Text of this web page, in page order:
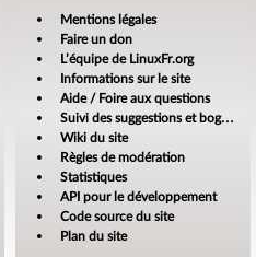
Mentions légales
Faire un don
L’équipe de LinuxFr.org
Informations sur le site
Aide / Foire aux questions
Suivi des suggestions et bogues
Wiki du site
Règles de modération
Statistiques
API pour le développement
Code source du site
Plan du site